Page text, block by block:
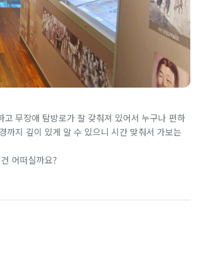
무장애 탐방로가 잘 갖춰져 있어서 누구나 편하
까지 깊이 있게 알 수 있으니 시간 맞춰서 가보는
어떠실까요?